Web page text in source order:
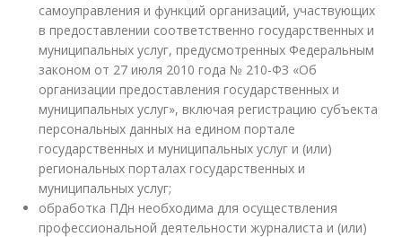
самоуправления и функций организаций, участвующих
в предоставлении соответственно государственных и
муниципальных услуг, предусмотренных Федеральным
законом от 27 июля 2010 года № 210-ФЗ «Об
организации предоставления государственных и
муниципальных услуг», включая регистрацию субъекта
персональных данных на едином портале
государственных и муниципальных услуг и (или)
региональных порталах государственных и
муниципальных услуг;
обработка ПДн необходима для осуществления
профессиональной деятельности журналиста и (или)